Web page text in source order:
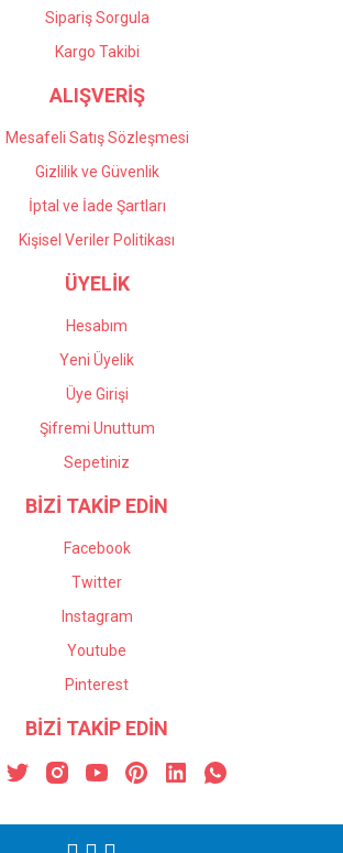
Gönder
Sipariş Sorgula
Kargo Takibi
ALIŞVERİŞ
Mesafeli Satış Sözleşmesi
Gizlilik ve Güvenlik
İptal ve İade Şartları
Kişisel Veriler Politikası
ÜYELİK
Hesabım
Yeni Üyelik
Üye Girişi
Şifremi Unuttum
Sepetiniz
BİZİ TAKİP EDİN
Facebook
Twitter
Instagram
Youtube
Pinterest
BİZİ TAKİP EDİN